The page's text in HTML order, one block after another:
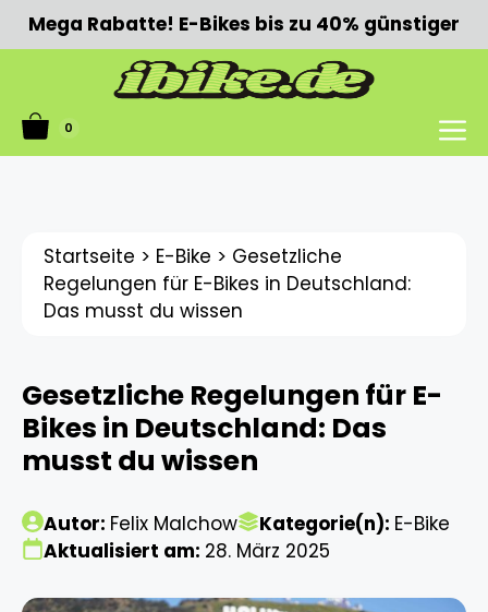
Zum
Inhalt
Mega Rabatte! E-Bikes bis zu 40% günstiger
0
Menü
Startseite > E-Bike > Gesetzliche
Regelungen für E-Bikes in Deutschland:
Das musst du wissen
Gesetzliche Regelungen für E-
Bikes in Deutschland: Das
musst du wissen
Autor: Felix Malchow Kategorie(n): E-Bike
Aktualisiert am: 28. März 2025